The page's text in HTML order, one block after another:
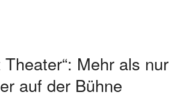
Theater“: Mehr als nur
auf der Bühne